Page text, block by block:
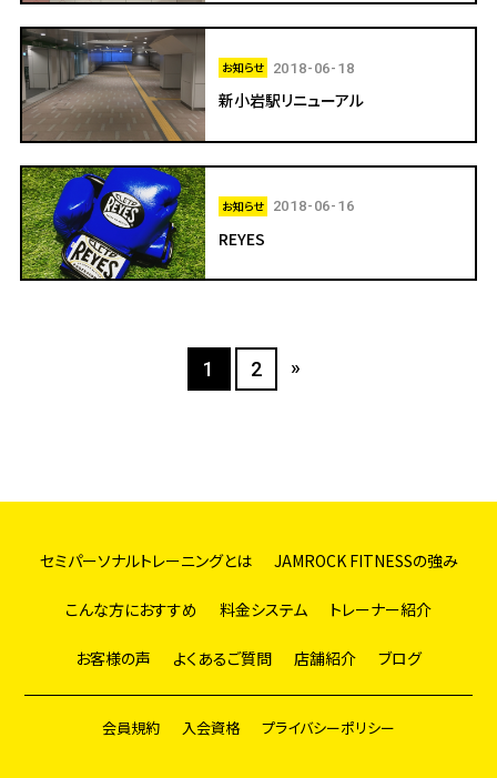
お知らせ 2018-06-18
新小岩駅リニューアル
お知らせ 2018-06-16
REYES
1 2 »
セミパーソナルトレーニングとは JAMROCK FITNESSの強み
こんな方におすすめ 料金システム トレーナー紹介
お客様の声 よくあるご質問 店舗紹介 ブログ
会員規約 入会資格 プライバシーポリシー